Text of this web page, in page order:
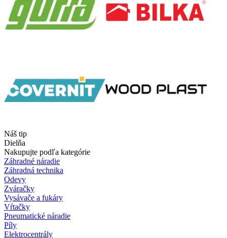
Náš tip
Dielňa
Nakupujte podľa kategórie
Záhradné náradie
Záhradná technika
Odevy
Zváračky
Vysávače a fukáry
Vŕtačky
Pneumatické náradie
Píly
Elektrocentrály